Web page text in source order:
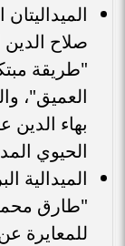
صلاح
"طريقة
العميق"،
بهاء
الحيوي
الميدالية
"طارق
للمعايرة